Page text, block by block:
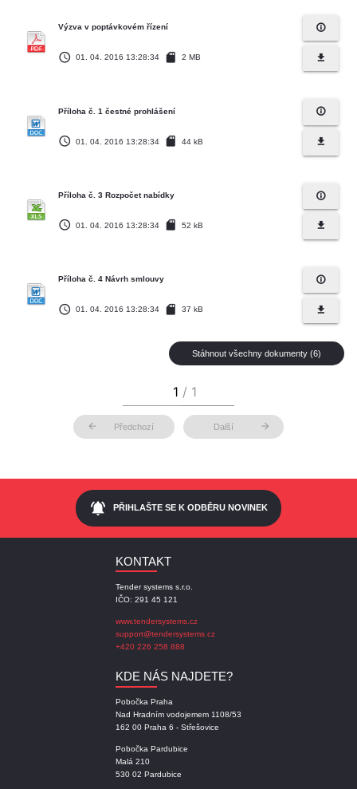
Výzva v poptávkovém řízení
access_time 01. 04. 2016 13:28:34 sd_card 2 MB
info_outline
file_download
Příloha č. 1 čestné prohlášení
access_time 01. 04. 2016 13:28:34 sd_card 44 kB
info_outline
file_download
Příloha č. 3 Rozpočet nabídky
access_time 01. 04. 2016 13:28:34 sd_card 52 kB
info_outline
file_download
Příloha č. 4 Návrh smlouvy
access_time 01. 04. 2016 13:28:34 sd_card 37 kB
info_outline
file_download
Stáhnout všechny dokumenty (6)
arrow_back Předchozí Další arrow_forward
notifications_active PŘIHLAŠTE SE K ODBĚRU NOVINEK
KONTAKT
Tender systems s.r.o.
IČO: 291 45 121
www.tendersystems.cz
support@tendersystems.cz
+420 226 258 888
KDE NÁS NAJDETE?
Pobočka Praha
Nad Hradním vodojemem 1108/53
162 00 Praha 6 - Střešovice
Pobočka Pardubice
Malá 210
530 02 Pardubice